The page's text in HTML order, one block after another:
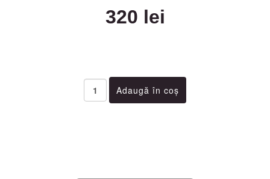
320 lei